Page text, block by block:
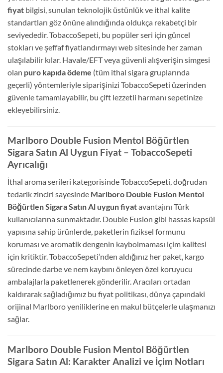
fiyat bilgisi, sunulan teknolojik üstünlük ve ithal kalite
standartları göz önüne alındığında oldukça rekabetçi bir
seviyededir. TobaccoSepeti, bu popüler seri için güncel
stokları ve şeffaf fiyatlandırmayı web sitesinde her zaman
ulaşılabilir kılar. Havale/EFT veya güvenli alışverişin simgesi
olan puro kapıda ödeme (tüm ithal sigara gruplarında
geçerli) yöntemleriyle siparişinizi TobaccoSepeti üzerinden
güvenle tamamlayabilir, bu çift lezzetli harmanı sepetinize
ekleyebilirsiniz.
Marlboro Double Fusion Mentol Böğürtlen
Sigara Satın Al Uygun Fiyat – TobaccoSepeti
Ayrıcalığı
İthal aroma serileri kategorisinde TobaccoSepeti, doğrudan
tedarik zinciri sayesinde Marlboro Double Fusion Mentol
Böğürtlen Sigara Satın Al uygun fiyatavantajını Türk
kullanıcılarına sunmaktadır. Double Fusion gibi hassas kapsül
yapısına sahip ürünlerde, paketlerin fiziksel formunu
koruması ve aromatik dengenin kaybolmaması içim kalitesi
için kritiktir. TobaccoSepeti’nden aldığınız her paket, kargo
sürecinde darbe ve nem kaybını önleyen özel koruyucu
ambalajlarla paketlenerek gönderilir. Aracıları ortadan
kaldırarak sağladığımız bu fiyat politikası, dünya çapındaki
orijinal Marlboro yeniliklerine en makul bütçelerle ulaşmanızı
sağlar.
Marlboro Double Fusion Mentol Böğürtlen
Sigara Satın Al: Karakter Analizi ve İçim Notları